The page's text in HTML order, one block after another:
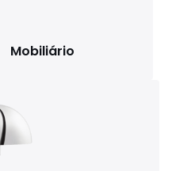
Mobiliário